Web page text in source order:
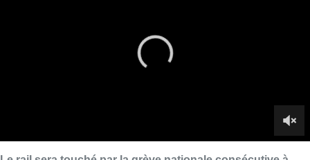
devraient circuler avec peu ou pas de perturbations
presque toute la journée de mercredi, indique la SNCB sur
circuler mercredi, le “service alternatif” étant d’application pour
Le trafic aérien plus assuré pendant 24h dès ce